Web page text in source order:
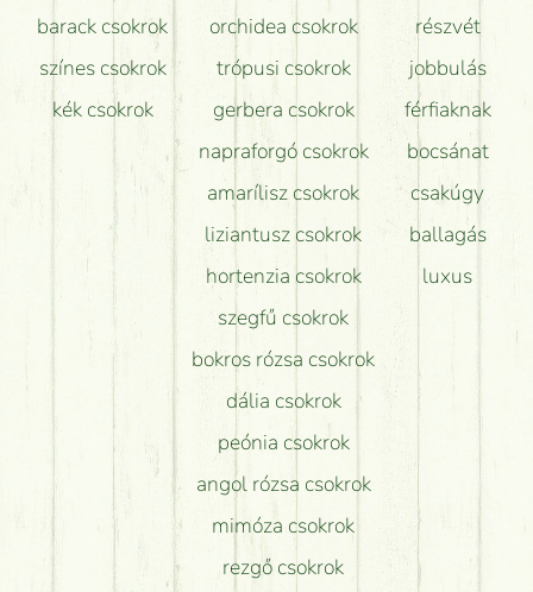
barack csokrok
színes csokrok
kék csokrok
orchidea csokrok
trópusi csokrok
gerbera csokrok
napraforgó csokrok
amarílisz csokrok
liziantusz csokrok
hortenzia csokrok
szegfű csokrok
bokros rózsa csokrok
dália csokrok
peónia csokrok
angol rózsa csokrok
mimóza csokrok
rezgő csokrok
részvét
jobbulás
férfiaknak
bocsánat
csakúgy
ballagás
luxus